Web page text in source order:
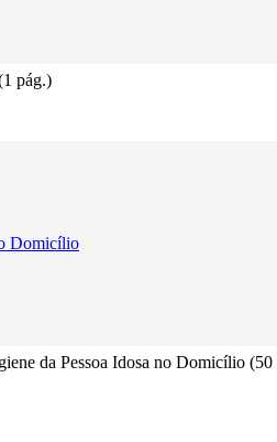
pág.)
Domicílio
da Pessoa Idosa no Domicílio (50